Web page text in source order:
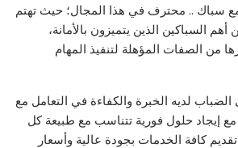
سباك .. محترف في هذا المجال؛ حيث تهتم
السباكين الذين يتميزون بالأمانة،
من الصفات المؤهلة لتنفيذ المهام
لديه الخبرة والكفاءة في التعامل مع
إيجاد حلول فورية تتناسب مع طبيعة كل
كافة الخدمات بجودة عالية وأسعار